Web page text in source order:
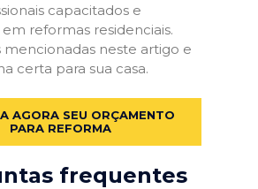
capacitados e
reformas residenciais.
mencionadas neste artigo e
certa para sua casa.
AGORA SEU ORÇAMENTO
PARA REFORMA
frequentes